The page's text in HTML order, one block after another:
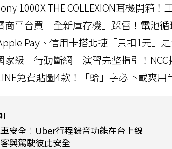
1000X THE COLLEXION耳機開箱
商平台買「全新庫存機」踩雷！電池
Pay、信用卡搭北捷「只扣1元」
家級「行動斷網」演習完整指引！
免費貼圖4款！「蛤」字必下載爽
安全！Uber行程錄音功能在台上線
與駕駛彼此安全